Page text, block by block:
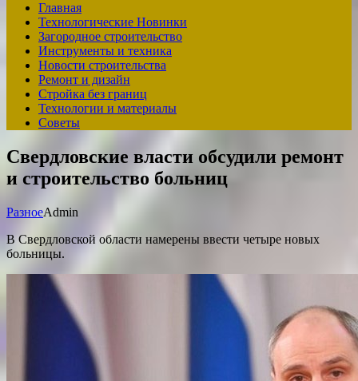
Главная
Технологические Новинки
Загородное строительство
Инструменты и техника
Новости строительства
Ремонт и дизайн
Стройка без границ
Технологии и материалы
Советы
Свердловские власти обсудили ремонт
и строительство больниц
РазноеAdmin
В Свердловской области намерены ввести четыре новых
больницы.